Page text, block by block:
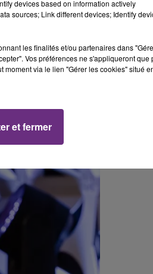
devices based on information actively
sources; Link different devices; Identify
les finalités et/ou partenaires dans
Vos préférences ne s'appliqueront que
moment via le lien "Gérer les cookies" situé
et fermer